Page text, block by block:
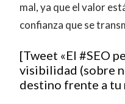
mal, ya que el valor
confianza que se
[Tweet «El #SEO
visibilidad (sobre
destino frente a tu